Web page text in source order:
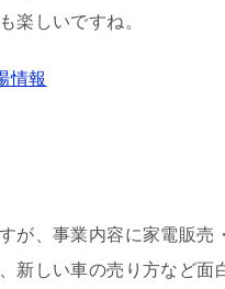
楽しいですね。
情報
が、事業内容に家電販売
新しい車の売り方など面